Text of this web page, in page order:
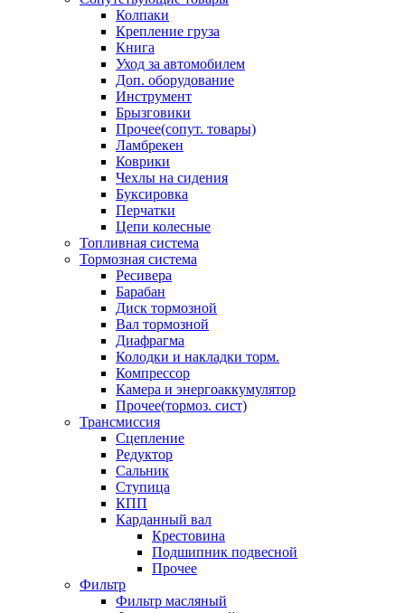
Колпаки
Крепление груза
Книга
Уход за автомобилем
Доп. оборудование
Инструмент
Брызговики
Прочее(сопут. товары)
Ламбрекен
Коврики
Чехлы на сидения
Буксировка
Перчатки
Цепи колесные
Топливная система
Тормозная система
Ресивера
Барабан
Диск тормозной
Вал тормозной
Диафрагма
Колодки и накладки торм.
Компрессор
Камера и энергоаккумулятор
Прочее(тормоз. сист)
Трансмиссия
Сцепление
Редуктор
Сальник
Ступица
КПП
Карданный вал
Крестовина
Подшипник подвесной
Прочее
Фильтр
Фильтр масляный